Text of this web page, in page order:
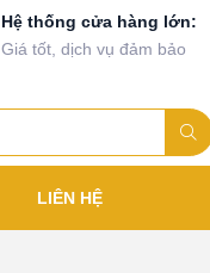
Hệ thống cửa hàng lớn:
Giá tốt, dịch vụ đảm bảo
LIÊN HỆ